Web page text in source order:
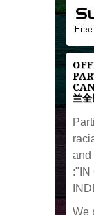
兰
and
:"IN
We